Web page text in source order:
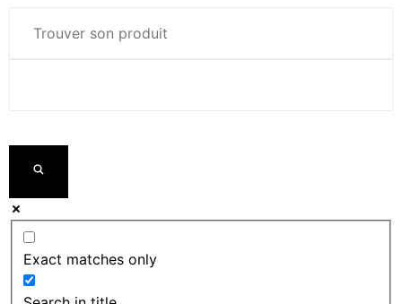
Exact matches only